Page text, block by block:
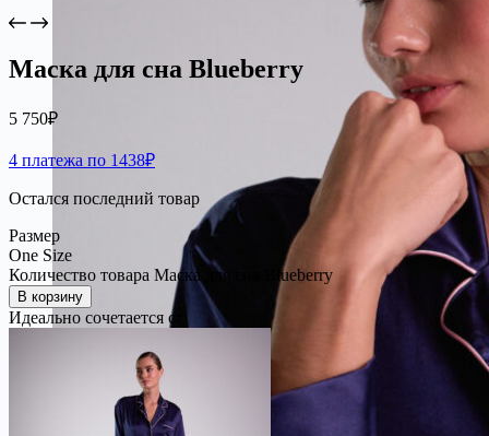
Маска для сна Blueberry
5 750₽
4 платежа по 1438₽
Остался последний товар
Размер
One Size
Количество товара Маска для сна Blueberry
В корзину
Идеально сочетается с: